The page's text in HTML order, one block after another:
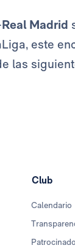
Real Madrid
este
las
Club
Calendario